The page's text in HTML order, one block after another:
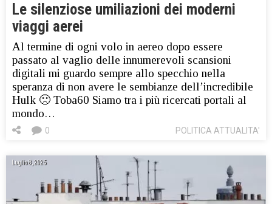
Le silenziose umiliazioni dei moderni
viaggi aerei
Al termine di ogni volo in aereo dopo essere
passato al vaglio delle innumerevoli scansioni
digitali mi guardo sempre allo specchio nella
speranza di non avere le sembianze dell’incredibile
Hulk 🙁 Toba60 Siamo tra i più ricercati portali al
mondo…
POLITICA ATTUALITA'
0
Luglio 8, 2025